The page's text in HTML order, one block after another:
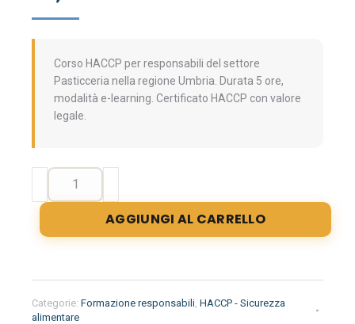
Corso HACCP per responsabili del settore
Pasticceria nella regione Umbria. Durata 5 ore,
modalità e-learning. Certificato HACCP con valore
legale.
Formazione
per
responsabili
alimentare
nella
regione
AGGIUNGI AL CARRELLO
Categorie: Formazione responsabili, HACCP - Sicurezza
alimentare